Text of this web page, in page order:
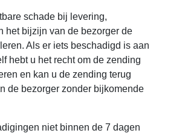
schade bij levering,
het bijzijn van de bezorger de
Als er iets beschadigd is aan
hebt u het recht om de zending
en kan u de zending terug
de bezorger zonder bijkomende
niet binnen de 7 dagen